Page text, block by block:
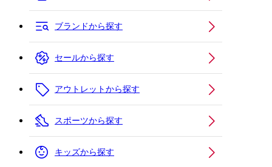
ブランドから探す
セールから探す
アウトレットから探す
スポーツから探す
キッズから探す